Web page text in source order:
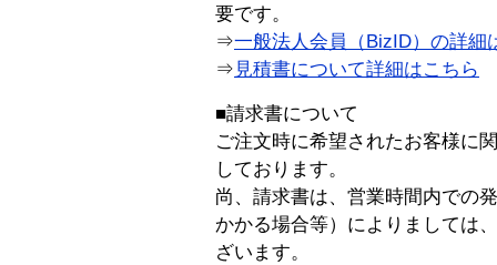
要です。
⇒一般法人会員（BizID）の詳細
⇒ 見積書について詳細はこちら
■請求書について
ご注文時に希望されたお客様に
しております。
尚、請求書は、営業時間内での
かかる場合等）によりましては
ざいます。